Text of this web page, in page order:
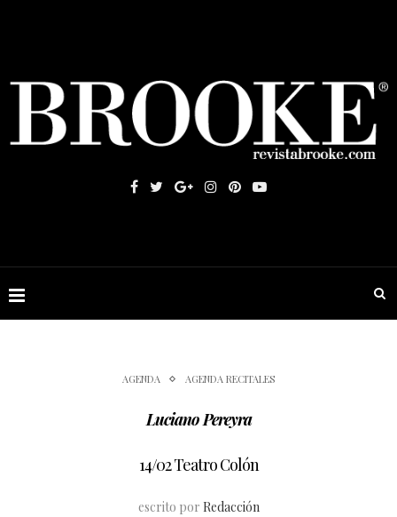
AGENDA AGENDA RECITALES
Luciano Pereyra
14/02 Teatro Colón
escrito por Redacción